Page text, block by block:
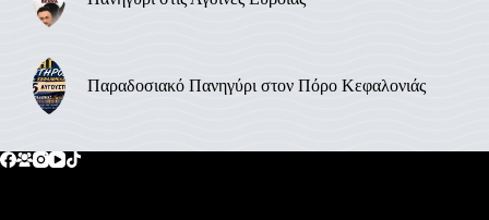
Παραδοσιακό Πανηγύρι στον Πόρο Κεφαλονιάς